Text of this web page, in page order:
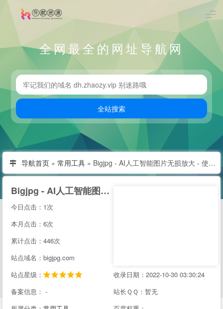
全网最全的网址导航网
导航首页 » 常用工具 » Bigjpg - AI人工智能图片无损放大 - 使用人工智能深度卷积神经网络(CNN)无损放大图片
Bigjpg - AI人工智能图片无损放大 - 使用人工智能深度卷积神经网络(CNN)无损放大图片
今日点击：1次
本月点击：6次
累计点击：446次
站点域名：bigjpg.com
站点星级：
收录日期：2022-10-30 03:30:24
备案信息： -
站长ＱＱ：暂无